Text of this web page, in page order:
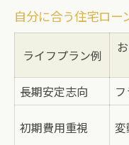
自分に合う住宅ロー
ライフプラン例
長期安定志向
初期費用重視